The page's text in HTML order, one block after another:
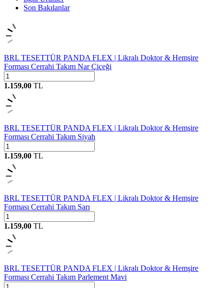
Son Bakılanlar
BRL TESETTÜR PANDA FLEX | Likralı Doktor & Hemşire
Forması Cerrahi Takım Nar Çiçeği
1.159,00 TL
BRL TESETTÜR PANDA FLEX | Likralı Doktor & Hemşire
Forması Cerrahi Takım Siyah
1.159,00 TL
BRL TESETTÜR PANDA FLEX | Likralı Doktor & Hemşire
Forması Cerrahi Takım Sarı
1.159,00 TL
BRL TESETTÜR PANDA FLEX | Likralı Doktor & Hemşire
Forması Cerrahi Takım Parlement Mavi